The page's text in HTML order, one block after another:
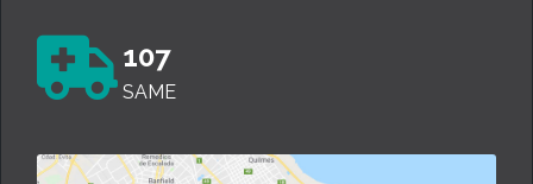
107
SAME